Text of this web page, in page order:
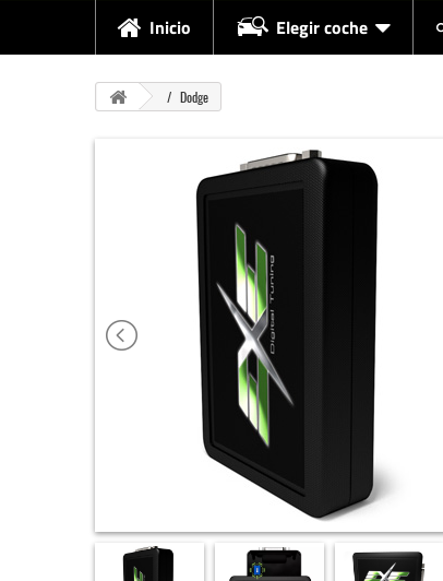
Inicio Elegir coche
Dodge